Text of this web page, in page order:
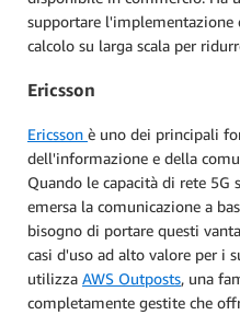
supportare l'implementazione
calcolo su larga scala per
Ericsson
Ericsson è uno dei principali
dell'informazione e della
Quando le capacità di rete 5G
emersa la comunicazione a
bisogno di portare questi
casi d'uso ad alto valore per i
utilizza AWS Outposts, una
completamente gestite che